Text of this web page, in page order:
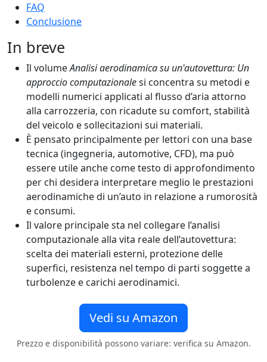
FAQ
Conclusione
In breve
Il volumeAnalisi aerodinamica su un'autovettura: Un
approccio computazionalesi concentra su metodi e
modelli numerici applicati al flusso d’aria attorno
alla carrozzeria, con ricadute su comfort, stabilità
del veicolo e sollecitazioni sui materiali.
È pensato principalmente per lettori con una base
tecnica (ingegneria, automotive, CFD), ma può
essere utile anche come testo di approfondimento
per chi desidera interpretare meglio le prestazioni
aerodinamiche di un’auto in relazione a rumorosità
e consumi.
Il valore principale sta nel collegare l’analisi
computazionale alla vita reale dell’autovettura:
scelta dei materiali esterni, protezione delle
superfici, resistenza nel tempo di parti soggette a
turbolenze e carichi aerodinamici.
Vedi su Amazon
Prezzo e disponibilità possono variare: verifica su Amazon.